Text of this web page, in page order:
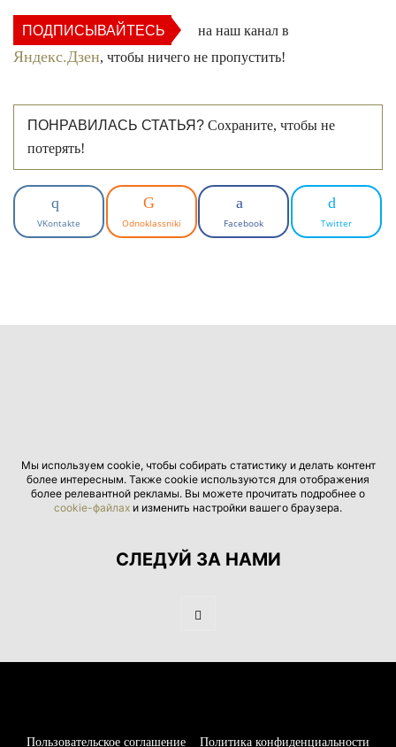
ПОДПИСЫВАЙТЕСЬ на наш канал в
Яндекс.Дзен, чтобы ничего не пропустить!
ПОНРАВИЛАСЬ СТАТЬЯ? Сохраните, чтобы не
потерять!
VKontakte Odnoklassniki Facebook Twitter
Мы используем cookie, чтобы собирать статистику и делать контент
более интересным. Также cookie используются для отображения
более релевантной рекламы. Вы можете прочитать подробнее о
cookie-файлах и изменить настройки вашего браузера.
СЛЕДУЙ ЗА НАМИ
Пользовательское соглашение Политика конфиденциальности